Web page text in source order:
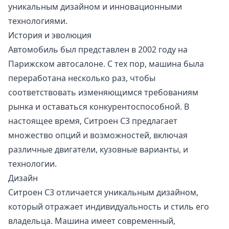
уникальным дизайном и инновационными
технологиями.
История и эволюция
Автомобиль был представлен в 2002 году на
Парижском автосалоне. С тех пор, машина была
переработана несколько раз, чтобы
соответствовать изменяющимся требованиям
рынка и оставаться конкурентоспособной. В
настоящее время, Ситроен С3 предлагает
множество опций и возможностей, включая
различные двигатели, кузовные варианты, и
технологии.
Дизайн
Ситроен С3 отличается уникальным дизайном,
который отражает индивидуальность и стиль его
владельца. Машина имеет современный,